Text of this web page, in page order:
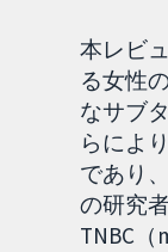
本レビ
る女性
なサブ
らによ
であり
の研究
TNBC